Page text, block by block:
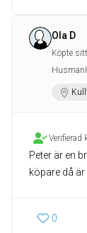
Ola D
Köpte
Verifierad
Peter är en
köpare då
0